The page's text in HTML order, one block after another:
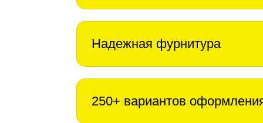
Надежная фурнитура
250+ вариантов